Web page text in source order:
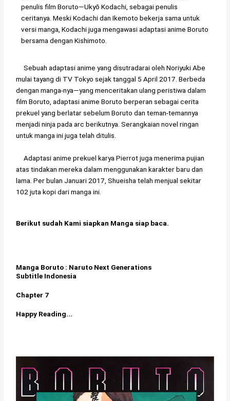
penulis film Boruto—Ukyō Kodachi, sebagai penulis
ceritanya. Meski Kodachi dan Ikemoto bekerja sama untuk
versi manga, Kodachi juga mengawasi adaptasi anime Boruto
bersama dengan Kishimoto.
Sebuah adaptasi anime yang disutradarai oleh Noriyuki Abe
mulai tayang di TV Tokyo sejak tanggal 5 April 2017. Berbeda
dengan manga-nya—yang menceritakan ulang peristiwa dalam
film Boruto, adaptasi anime Boruto berperan sebagai cerita
prekuel yang berlatar sebelum Boruto dan teman-temannya
menjadi ninja pada arc berikutnya. Serangkaian novel ringan
untuk manga ini juga telah ditulis.
Adaptasi anime prekuel karya Pierrot juga menerima pujian
atas tindakan mereka dalam menggunakan karakter baru dan
lama. Per bulan Januari 2017, Shueisha telah menjual sekitar
102 juta kopi dari manga ini.
Berikut sudah Kami siapkan Manga siap baca.
Manga Boruto : Naruto Next Generations
Subtitle Indonesia
Chapter 7
Happy Reading...